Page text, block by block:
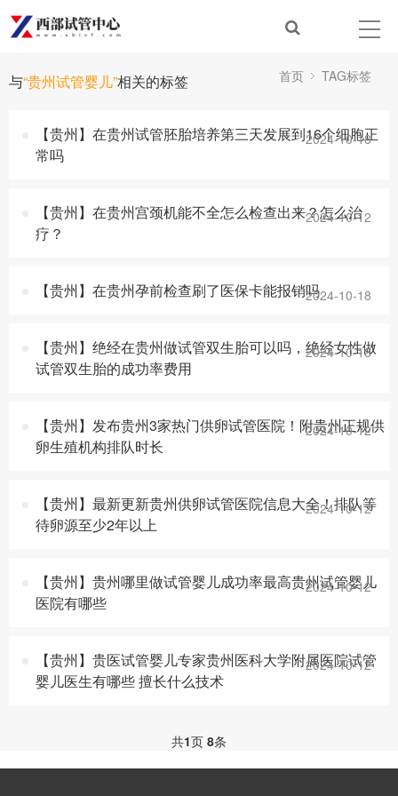
与“贵州试管婴儿”相关的标签 首页 TAG标签
【贵州】在贵州试管胚胎培养第三天发展到16个细胞正
常吗
2024-10-18
【贵州】在贵州宫颈机能不全怎么检查出来？怎么治
疗？
2024-10-12
【贵州】在贵州孕前检查刷了医保卡能报销吗2024-10-18
【贵州】绝经在贵州做试管双生胎可以吗，绝经女性做
试管双生胎的成功率费用
2024-10-18
【贵州】发布贵州3家热门供卵试管医院！附贵州正规供
卵生殖机构排队时长
2024-10-12
【贵州】最新更新贵州供卵试管医院信息大全！排队等
待卵源至少2年以上
2024-10-12
【贵州】贵州哪里做试管婴儿成功率最高贵州试管婴儿
医院有哪些
2024-10-12
【贵州】贵医试管婴儿专家贵州医科大学附属医院试管
婴儿医生有哪些 擅长什么技术
2024-10-12
共1页 8条